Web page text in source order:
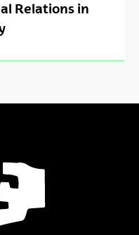
Relations in